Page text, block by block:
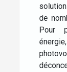
de
Pour